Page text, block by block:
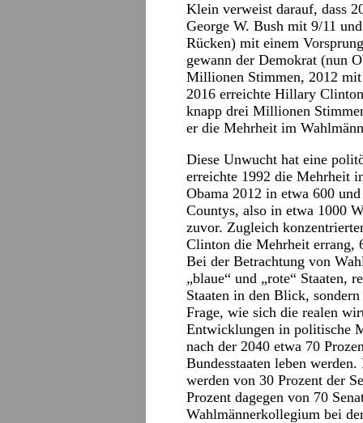
Klein verweist darauf, dass
George W. Bush mit 9/11
Rücken) mit einem
gewann der Demokrat (nun
Millionen Stimmen, 2012
2016 erreichte Hillary
knapp drei Millionen
er die Mehrheit im
Diese Unwucht hat eine
erreichte 1992 die Mehrheit
Obama 2012 in etwa 600
Countys, also in etwa 1000
zuvor. Zugleich
Clinton die Mehrheit errang,
Bei der Betrachtung von
„blaue“ und „rote“ Staaten,
Staaten in den Blick,
Frage, wie sich die realen
Entwicklungen in politische
nach der 2040 etwa 70
Bundesstaaten leben
werden von 30 Prozent der
Prozent dagegen von 70
Wahlmännerkollegium bei